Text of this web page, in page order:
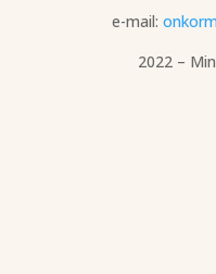
e-mail:
2022 –